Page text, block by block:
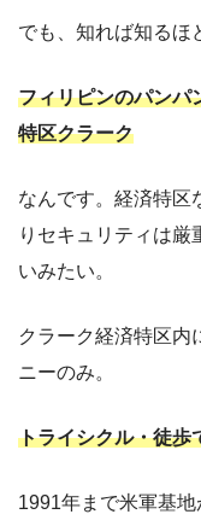
でも、知れば知るほ
フィリピンのパンパ
特区クラーク
なんです。経済特区
りセキュリティは厳
いみたい。
クラーク経済特区内
ニーのみ。
トライシクル・徒歩
1991年まで米軍基